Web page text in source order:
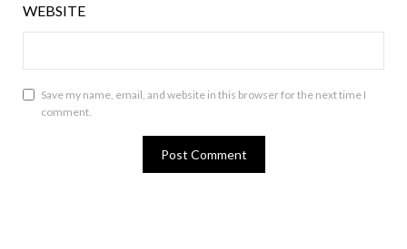
WEBSITE
Save my name, email, and website in this browser for the next time I
comment.